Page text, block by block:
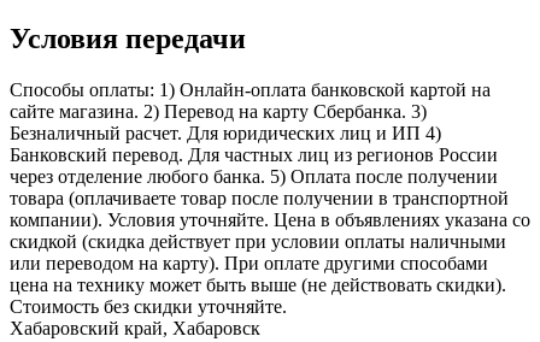
Условия передачи
Способы оплаты: 1) Онлайн-оплата банковской картой на
сайте магазина. 2) Перевод на карту Сбербанка. 3)
Безналичный расчет. Для юридических лиц и ИП 4)
Банковский перевод. Для частных лиц из регионов России
через отделение любого банка. 5) Оплата после получении
товара (оплачиваете товар после получении в транспортной
компании). Условия уточняйте. Цена в объявлениях указана со
скидкой (скидка действует при условии оплаты наличными
или переводом на карту). При оплате другими способами
цена на технику может быть выше (не действовать скидки).
Стоимость без скидки уточняйте.
Хабаровский край, Хабаровск